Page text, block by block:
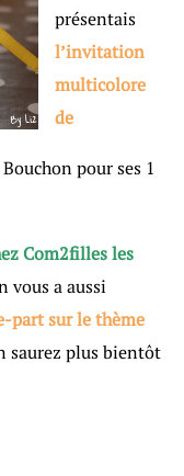
présentais
l’invitation
multicolore
de
pour ses 1
Com2filles les
vous a aussi
part sur le thème
saurez plus bientôt